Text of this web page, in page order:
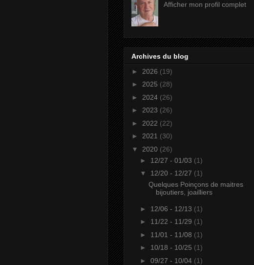
Afficher mon profil complet
Archives du blog
► 2026 (19)
► 2025 (28)
► 2024 (26)
► 2023 (26)
► 2022 (22)
► 2021 (30)
▼ 2020 (26)
► 12/27 - 01/03 (1)
▼ 12/20 - 12/27 (1)
Quelques Poinçons de maitres
bijoutiers, joailliers
► 12/06 - 12/13 (1)
► 11/22 - 11/29 (1)
► 11/01 - 11/08 (1)
► 10/18 - 10/25 (1)
► 09/27 - 10/04 (1)